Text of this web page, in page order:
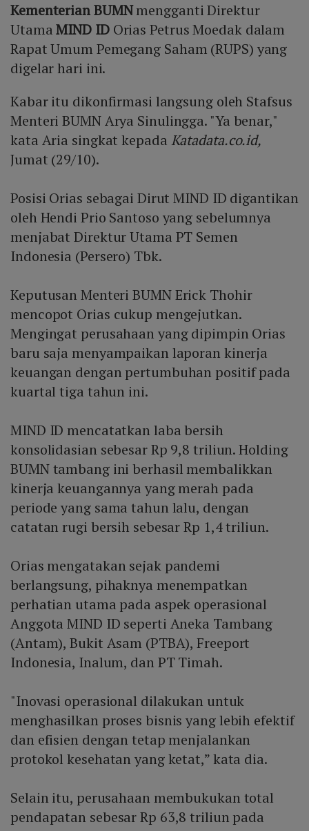
Kementerian BUMNmengganti Direktur
UtamaMIND IDOrias Petrus Moedak dalam
Rapat Umum Pemegang Saham (RUPS) yang
digelar hari ini.
Kabar itu dikonfirmasi langsung oleh Stafsus
Menteri BUMN Arya Sinulingga. "Ya benar,"
kata Aria singkat kepada Katadata.co.id,
Jumat (29/10).
Posisi Orias sebagai Dirut MIND ID digantikan
oleh Hendi Prio Santoso yang sebelumnya
menjabat Direktur Utama PT Semen
Indonesia (Persero) Tbk.
Keputusan Menteri BUMN Erick Thohir
mencopot Orias cukup mengejutkan.
Mengingat perusahaan yang dipimpin Orias
baru saja menyampaikan laporan kinerja
keuangan dengan pertumbuhan positif pada
kuartal tiga tahun ini.
MIND ID mencatatkan laba bersih
konsolidasian sebesar Rp 9,8 triliun. Holding
BUMN tambang ini berhasil membalikkan
kinerja keuangannya yang merah pada
periode yang sama tahun lalu, dengan
catatan rugi bersih sebesar Rp 1,4 triliun.
Orias mengatakan sejak pandemi
berlangsung, pihaknya menempatkan
perhatian utama pada aspek operasional
Anggota MIND ID seperti Aneka Tambang
(Antam), Bukit Asam (PTBA), Freeport
Indonesia, Inalum, dan PT Timah.
"Inovasi operasional dilakukan untuk
menghasilkan proses bisnis yang lebih efektif
dan efisien dengan tetap menjalankan
protokol kesehatan yang ketat,” kata dia.
Selain itu, perusahaan membukukan total
pendapatan sebesar Rp 63,8 triliun pada